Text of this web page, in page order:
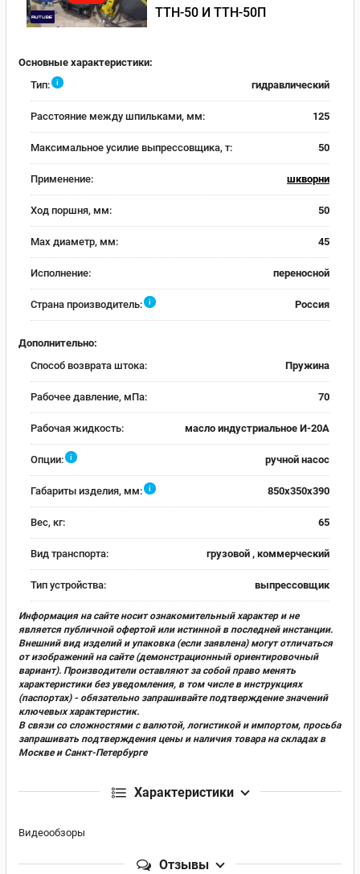
ТТН-50 И ТТН-50П
Основные характеристики:
Тип:
i гидравлический
Расстояние между шпильками, мм: 125
Максимальное усилие выпрессовщика, т: 50
Применение: шкворни
Ход поршня, мм: 50
Max диаметр, мм: 45
Исполнение: переносной
Страна производитель: i Россия
Дополнительно:
Способ возврата штока:
Пружина
Рабочее давление, мПа: 70
Рабочая жидкость: масло индустриальное И-20А
Опции: i ручной насос
Габариты изделия, мм: i 850х350х390
Вес, кг: 65
Вид транспорта: грузовой , коммерческий
Тип устройства: выпрессовщик
Информация на сайте носит ознакомительный характер и не
является публичной офертой или истинной в последней инстанции.
Внешний вид изделий и упаковка (если заявлена) могут отличаться
от изображений на сайте (демонстрационный ориентировочный
вариант). Производители оставляют за собой право менять
характеристики без уведомления, в том числе в инструкциях
(паспортах) - обязательно запрашивайте подтверждение значений
ключевых характеристик.
В связи со сложностями с валютой, логистикой и импортом, просьба
запрашивать подтверждения цены и наличия товара на складах в
Москве и Санкт-Петербурге
Характеристики
Видеообзоры
Отзывы